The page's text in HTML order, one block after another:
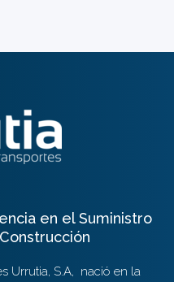
en el Suministro
Urrutia, S.A, nació en la